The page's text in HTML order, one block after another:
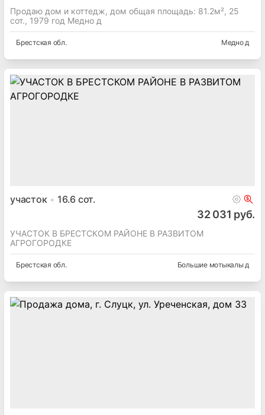
Продаю дом и коттедж, дом общая площадь: 81.2м², 25
сот., 1979 год Медно д
Брестская обл. Медно д
участок 16.6 сот.
32 031 руб.
УЧАСТОК В БРЕСТСКОМ РАЙОНЕ В РАЗВИТОМ
АГРОГОРОДКЕ
Брестская обл. Большие мотыкалы д